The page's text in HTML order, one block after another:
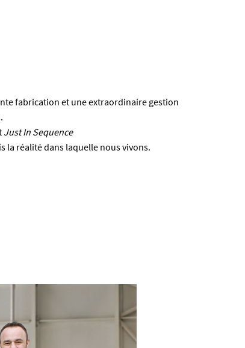
fabrication et une extraordinaire gestion
Just In Sequence
la réalité dans laquelle nous vivons.